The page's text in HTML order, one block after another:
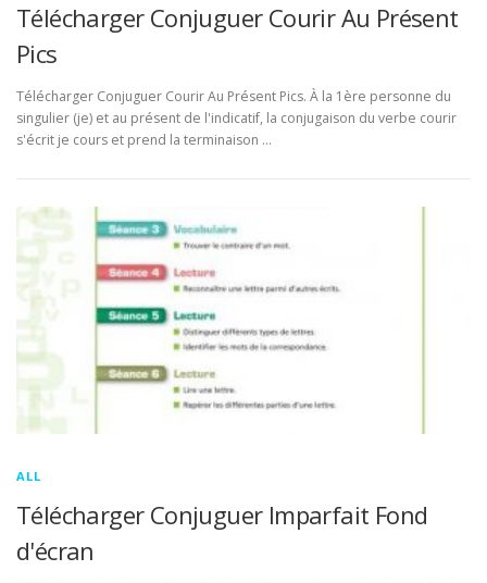
Télécharger Conjuguer Courir Au Présent
Pics
Télécharger Conjuguer Courir Au Présent Pics. À la 1ère personne du
singulier (je) et au présent de l'indicatif, la conjugaison du verbe courir
s'écrit je cours et prend la terminaison …
ALL
Télécharger Conjuguer Imparfait Fond
d'écran